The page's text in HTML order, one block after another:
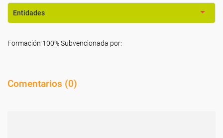
Entidades
Formación 100% Subvencionada por:
Comentarios (0)